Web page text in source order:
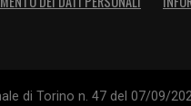
di Torino n. 47 del 07/09/